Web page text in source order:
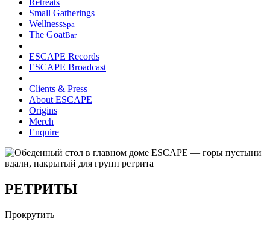
Retreats
Small Gatherings
WellnessSpa
The GoatBar
ESCAPE Records
ESCAPE Broadcast
Clients & Press
About ESCAPE
Origins
Merch
Enquire
РЕТРИТЫ
Прокрутить